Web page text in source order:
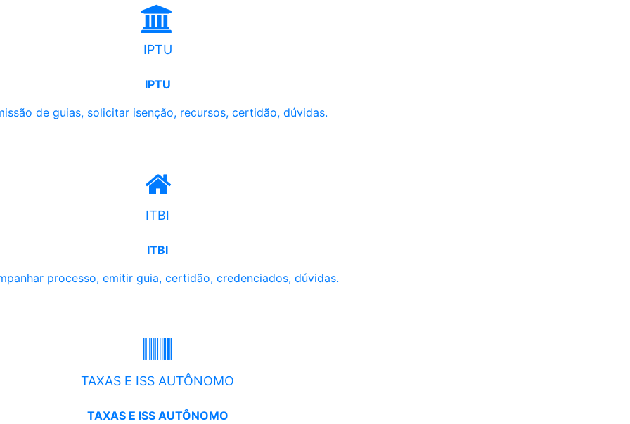
IPTU
IPTU
de guias, solicitar isenção, recursos, certidão, dúvidas.
ITBI
ITBI
processo, emitir guia, certidão, credenciados, dúvidas.
TAXAS E ISS AUTÔNOMO
TAXAS E ISS AUTÔNOMO